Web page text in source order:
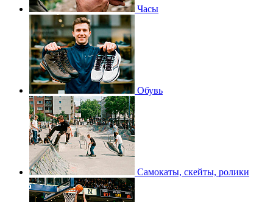
Часы
Обувь
Самокаты, скейты, ролики